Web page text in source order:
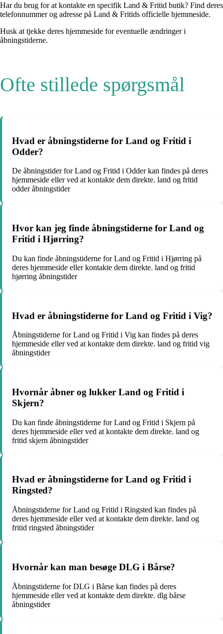
Har du brug for at kontakte en specifik Land & Fritid butik? Find deres
telefonnummer og adresse på Land & Fritids officielle hjemmeside.
Husk at tjekke deres hjemmeside for eventuelle ændringer i
åbningstiderne.
Ofte stillede spørgsmål
Hvad er åbningstiderne for Land og Fritid i
Odder?
De åbningstider for Land og Fritid i Odder kan findes på deres
hjemmeside eller ved at kontakte dem direkte. land og fritid
odder åbningstider
Hvor kan jeg finde åbningstiderne for Land og
Fritid i Hjørring?
Du kan finde åbningstiderne for Land og Fritid i Hjørring på
deres hjemmeside eller kontakte dem direkte. land og fritid
hjørring åbningstider
Hvad er åbningstiderne for Land og Fritid i Vig?
Åbningstiderne for Land og Fritid i Vig kan findes på deres
hjemmeside eller ved at kontakte dem direkte. land og fritid vig
åbningstider
Hvornår åbner og lukker Land og Fritid i
Skjern?
Du kan finde åbningstiderne for Land og Fritid i Skjern på
deres hjemmeside eller ved at kontakte dem direkte. land og
fritid skjern åbningstider
Hvad er åbningstiderne for Land og Fritid i
Ringsted?
Åbningstiderne for Land og Fritid i Ringsted kan findes på
deres hjemmeside eller ved at kontakte dem direkte. land og
fritid ringsted åbningstider
Hvornår kan man besøge DLG i Bårse?
Åbningstiderne for DLG i Bårse kan findes på deres
hjemmeside eller ved at kontakte dem direkte. dlg bårse
åbningstider